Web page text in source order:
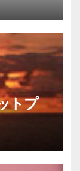
トプ